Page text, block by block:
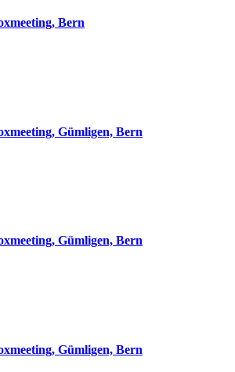
Bern
Gümligen, Bern
Gümligen, Bern
Gümligen, Bern